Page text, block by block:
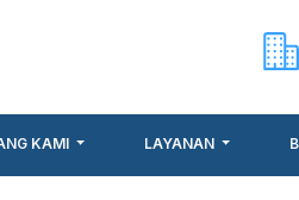
KAMI LAYANAN